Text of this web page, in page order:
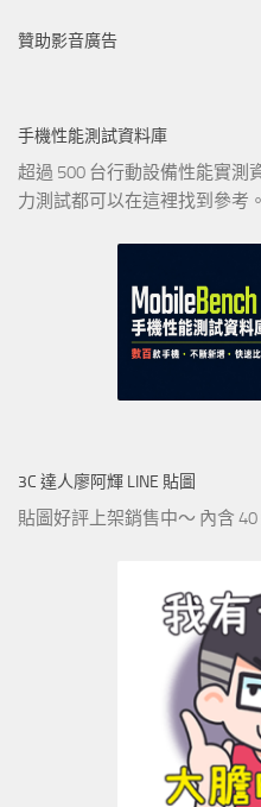
贊助影音廣告
手機性能測試資料庫
超過 500 台行動設備性能實測
力測試都可以在這裡找到參考。
3C 達人廖阿輝 LINE 貼圖
貼圖好評上架銷售中～ 內含